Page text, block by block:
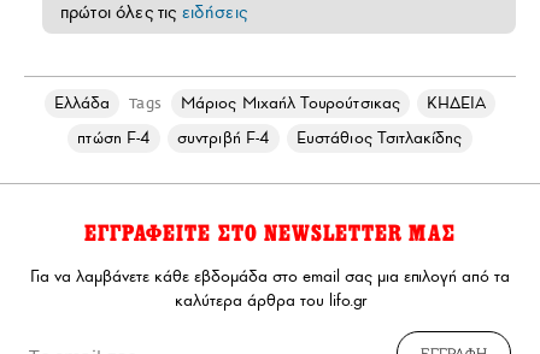
πρώτοι όλες τις ειδήσεις
Ελλάδα Tags Μάριος Μιχαήλ Τουρούτσικας
ΚΗΔΕΙΑ
πτώση F-4
συντριβή F-4 Ευστάθιος Τσιτλακίδης
ΕΓΓΡΑΦΕΙΤΕ ΣΤΟ NEWSLETTER ΜΑΣ
Για να λαμβάνετε κάθε εβδομάδα στο email σας μια επιλογή από τα
καλύτερα άρθρα του lifo.gr